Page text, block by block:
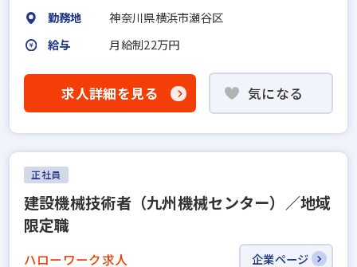
勤務地
神奈川県横浜市瀬谷区
給与
月給制22万円
求人詳細を見る 気になる
正社員
建設機械技術者（九州機械センター）／地域
限定職
ハローワーク求人 企業ページ